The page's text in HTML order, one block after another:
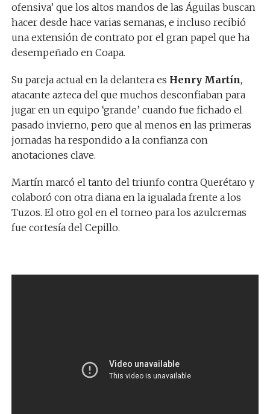
ofensiva’ que los altos mandos de las Águilas buscan
hacer desde hace varias semanas, e incluso recibió
una extensión de contrato por el gran papel que ha
desempeñado en Coapa.
Su pareja actual en la delantera es Henry Martín,
atacante azteca del que muchos desconfiaban para
jugar en un equipo ‘grande’ cuando fue fichado el
pasado invierno, pero que al menos en las primeras
jornadas ha respondido a la confianza con
anotaciones clave.
Martín marcó el tanto del triunfo contra Querétaro y
colaboró con otra diana en la igualada frente a los
Tuzos. El otro gol en el torneo para los azulcremas
fue cortesía del Cepillo.